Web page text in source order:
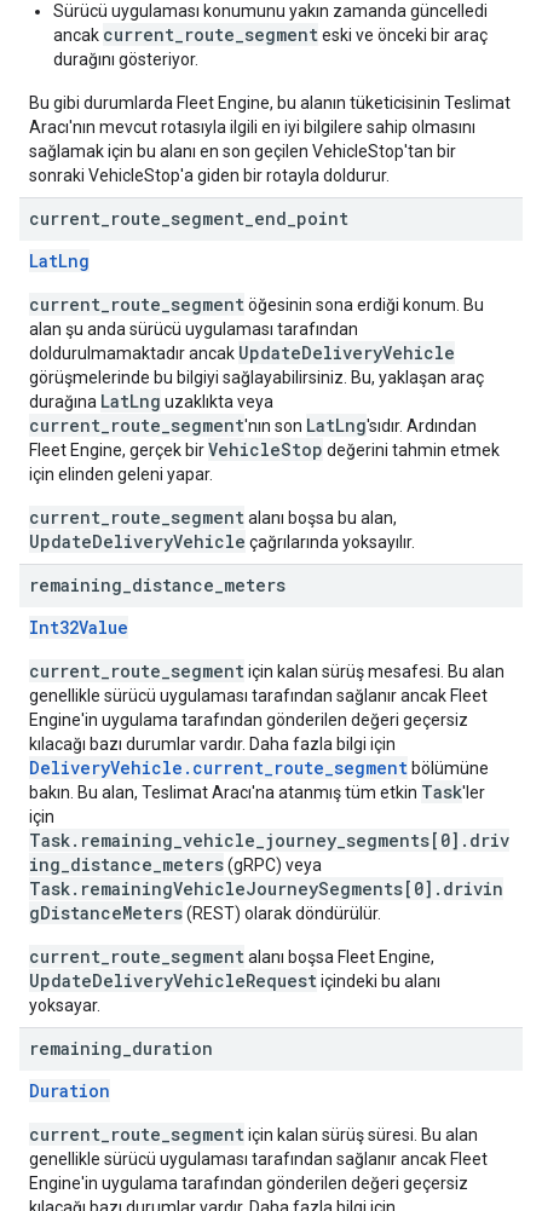
Sürücü uygulaması konumunu yakın zamanda güncelledi
ancak current_route_segmenteski ve önceki bir araç
durağını gösteriyor.
Bu gibi durumlarda Fleet Engine, bu alanın tüketicisinin Teslimat
Aracı'nın mevcut rotasıyla ilgili en iyi bilgilere sahip olmasını
sağlamak için bu alanı en son geçilen VehicleStop'tan bir
sonraki VehicleStop'a giden bir rotayla doldurur.
current route segment end point
LatLng
current_route_segmentöğesinin sona erdiği konum. Bu
alan şu anda sürücü uygulaması tarafından
doldurulmamaktadır ancak UpdateDeliveryVehicle
görüşmelerinde bu bilgiyi sağlayabilirsiniz. Bu, yaklaşan araç
durağına LatLng uzaklıkta veya
current_route_segment'nın son LatLng'sıdır. Ardından
Fleet Engine, gerçek birVehicleStop değerini tahmin etmek
için elinden geleni yapar.
current_route_segmentalanı boşsa bu alan,
UpdateDeliveryVehicle çağrılarında yoksayılır.
remaining distance meters
Int32Value
current_route_segmentiçin kalan sürüş mesafesi. Bu alan
genellikle sürücü uygulaması tarafından sağlanır ancak Fleet
Engine'in uygulama tarafından gönderilen değeri geçersiz
kılacağı bazı durumlar vardır. Daha fazla bilgi için
DeliveryVehicle.current_route_segment bölümüne
bakın. Bu alan, Teslimat Aracı'na atanmış tüm etkin Task'ler
için
Task.remaining_vehicle_journey_segments[0].driv
ing_distance_meters(gRPC) veya
Task.remainingVehicleJourneySegments[0].drivin
gDistanceMeters(REST) olarak döndürülür.
current_route_segmentalanı boşsa Fleet Engine,
UpdateDeliveryVehicleRequestiçindeki bu alanı
yoksayar.
remaining duration
Duration
current_route_segmentiçin kalan sürüş süresi. Bu alan
genellikle sürücü uygulaması tarafından sağlanır ancak Fleet
Engine'in uygulama tarafından gönderilen değeri geçersiz